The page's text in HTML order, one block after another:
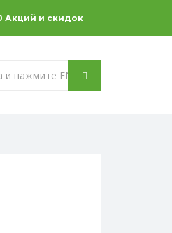
Акций и скидок